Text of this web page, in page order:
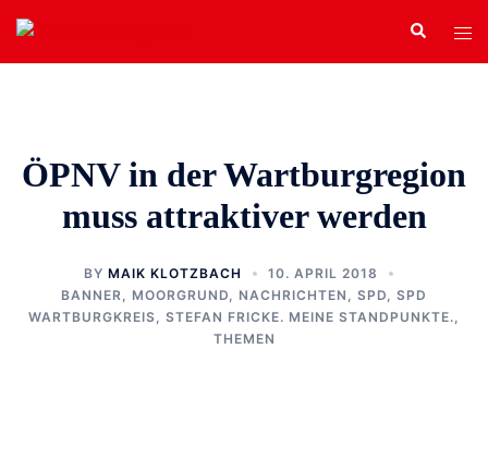
Zum
Inhalt
springen
Search
ÖPNV in der Wartburgregion
muss attraktiver werden
BY MAIK KLOTZBACH
10. APRIL 2018
BANNER
MOORGRUND NACHRICHTEN SPD
SPD
WARTBURGKREIS
STEFAN FRICKE. MEINE STANDPUNKTE.
THEMEN